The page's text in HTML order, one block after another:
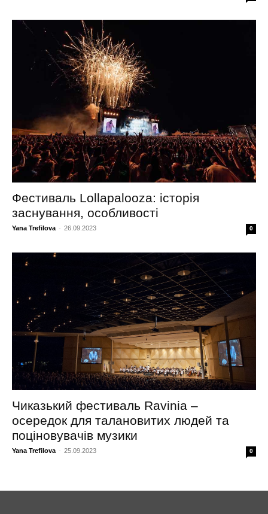
Фестиваль Lollapalooza: історія
заснування, особливості
Yana Trefilova - 26.09.2023 0
Чиказький фестиваль Ravinia –
осередок для талановитих людей та
поціновувачів музики
Yana Trefilova - 25.09.2023 0